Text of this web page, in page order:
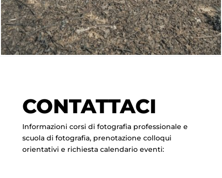
CONTATTACI
Informazioni corsi di fotografia professionale e
scuola di fotografia, prenotazione colloqui
orientativi e richiesta calendario eventi: